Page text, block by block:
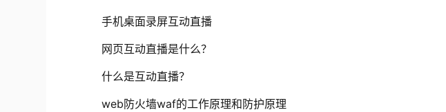
手机桌面录屏互动直播
网页互动直播是什么？
什么是互动直播？
web防火墙waf的工作原理和防护原理